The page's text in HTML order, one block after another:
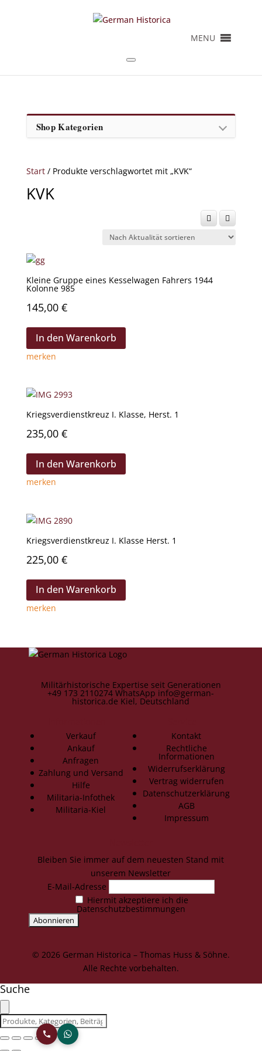
MENU
Start/ Produkte verschlagwortet mit „KVK“
KVK
Kleine Gruppe eines Kesselwagen Fahrers 1944
Kolonne 985
145,00 €
In den Warenkorb
merken
Kriegsverdienstkreuz I. Klasse, Herst. 1
235,00 €
In den Warenkorb
merken
Kriegsverdienstkreuz I. Klasse Herst. 1
225,00 €
In den Warenkorb
merken
Shop Kategorien
Militärhistorische Expertise seit Generationen
+49 173 2110274 WhatsApp info@german-
historica.de Kiel, Deutschland
Verkauf
Ankauf
Anfragen
Zahlung und Versand
Hilfe
Militaria-Infothek
Militaria-Kiel
Kontakt
Rechtliche
Informationen
Widerrufserklärung
Vertrag widerrufen
Datenschutzerklärung
AGB
Impressum
Bleiben Sie immer auf dem neuesten Stand mit
unserem Newsletter
E-Mail-Adresse
Hiermit akzeptiere ich die
Datenschutzbestimmungen
© 2026 German Historica – Thomas Huss & Söhne.
Alle Rechte vorbehalten.
Suche